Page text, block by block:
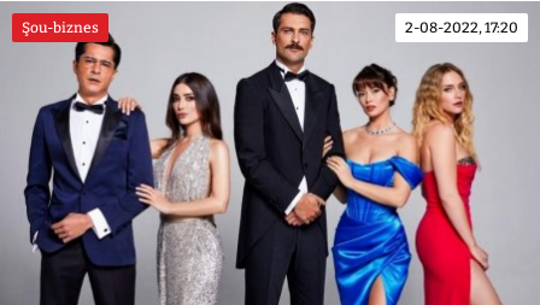
Şou-biznes 2-08-2022, 17:20